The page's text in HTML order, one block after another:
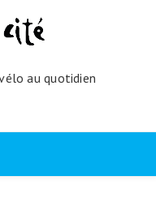
au quotidien